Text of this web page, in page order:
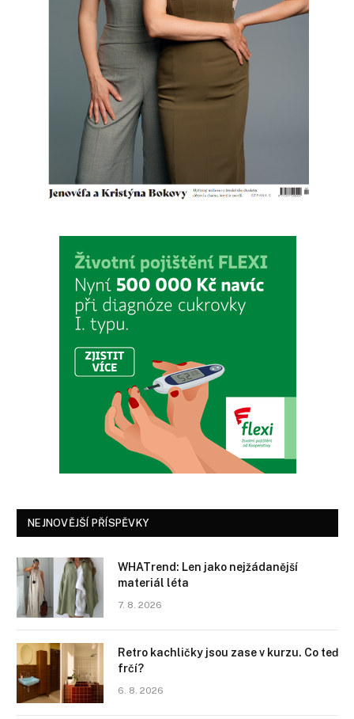
NEJNOVĚJŠÍ PŘÍSPĚVKY
WHATrend: Len jako nejžádanější
materiál léta
7. 8. 2026
Retro kachličky jsou zase v kurzu. Co teď
frčí?
6. 8. 2026